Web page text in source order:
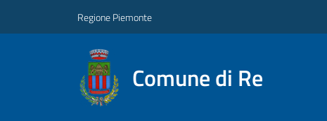
Regione Piemonte
Comune di Re